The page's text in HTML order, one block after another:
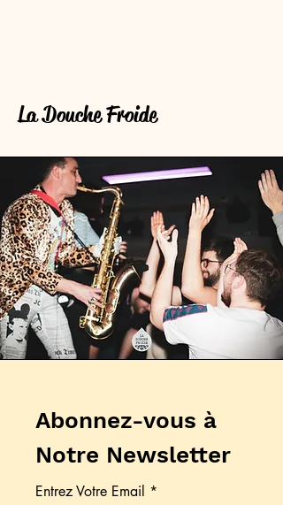
La Douche Froide
Abonnez-vous à
Notre Newsletter
Entrez Votre Email